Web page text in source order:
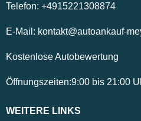
Telefon: +4915221308874
E-Mail: kontakt@autoankauf-
Kostenlose Autobewertung
Öffnungszeiten:9:00 bis 21:00
WEITERE LINKS